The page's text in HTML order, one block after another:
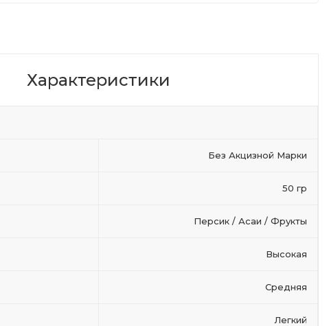
Характеристики
Без Акцизной Марки
50 гр
Персик / Асаи / Фрукты
Высокая
Cредняя
Легкий